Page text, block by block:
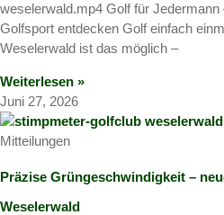
weselerwald.mp4 Golf für
Golfsport entdecken Golf einfach
Weselerwald ist das möglich –
Weiterlesen »
Juni 27, 2026
Mitteilungen
Präzise Grüngeschwindigkeit –
Weselerwald